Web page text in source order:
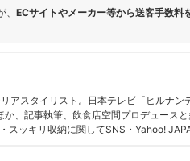
ECサイトやメーカー等から送客手数料
アスタイリスト。日本テレビ「ヒルナン
、記事執筆、飲食店空間プロデュースと
スッキリ収納に関してSNS・Yahoo!